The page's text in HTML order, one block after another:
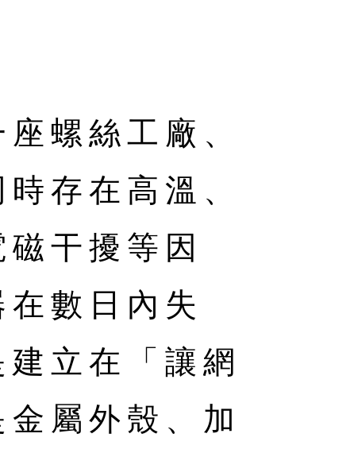
螺絲工廠、
存在高溫、
干擾等因
數日內失
立在「讓網
屬外殼、加